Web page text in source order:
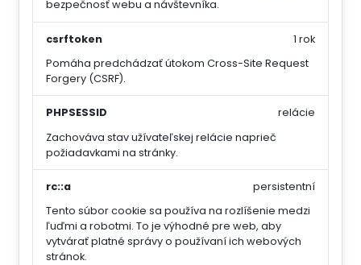
bezpečnosť webu a návštevníka.
csrftoken
Pomáha predchádzať útokom Cross-Site Request
Forgery (CSRF).
1 rok
PHPSESSID
Zachováva stav užívateľskej relácie naprieč
požiadavkami na stránky.
relácie
rc::a
Tento súbor cookie sa používa na rozlíšenie medzi
ľuďmi a robotmi. To je výhodné pre web, aby
vytvárať platné správy o používaní ich webových
stránok.
persistentní